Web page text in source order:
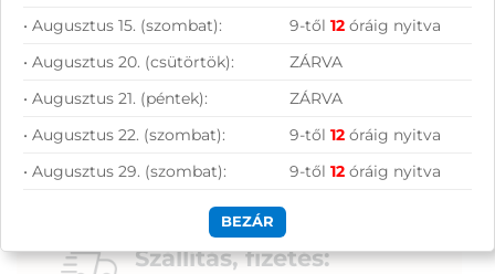
Szállítás, fizetés:
• Augusztus 15. (szombat):
9-től12 óráig nyitva
• Augusztus 20. (csütörtök):
ZÁRVA
• Augusztus 21. (péntek):
ZÁRVA
• Augusztus 22. (szombat):
9-től12 óráig nyitva
• Augusztus 29. (szombat):
9-től12 óráig nyitva
BEZÁR